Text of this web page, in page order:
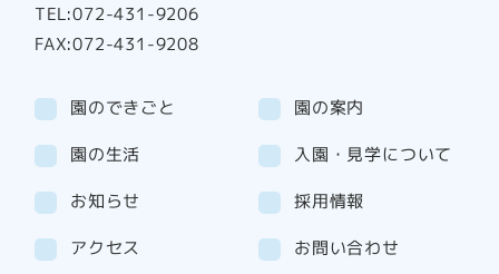
TEL:072-431-9206
FAX:072-431-9208
園のできごと 園の案内
園の生活 入園・見学について
お知らせ
採用情報
アクセス
お問い合わせ